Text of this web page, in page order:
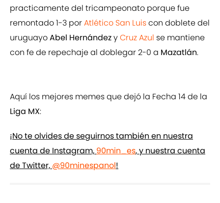
practicamente del tricampeonato porque fue
remontado 1-3 porAtlético San Luiscon doblete del
uruguayoAbel HernándezyCruz Azul se mantiene
con fe de repechaje al doblegar 2-0 a Mazatlán.
Aquí los mejores memes que dejó la Fecha 14 de la
Liga MX:
¡No te olvides de seguirnos también en nuestra
cuenta de Instagram, 90min_es, y nuestra cuenta
de Twitter, @90minespanol!